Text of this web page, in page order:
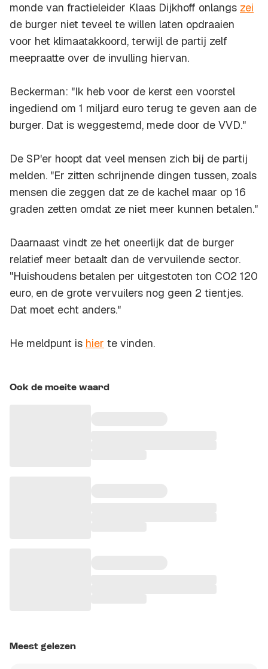
monde van fractieleider Klaas Dijkhoff onlangs zei
de burger niet teveel te willen laten opdraaien
voor het klimaatakkoord, terwijl de partij zelf
meepraatte over de invulling hiervan.
Beckerman: "Ik heb voor de kerst een voorstel
ingediend om 1 miljard euro terug te geven aan de
burger. Dat is weggestemd, mede door de VVD."
De SP'er hoopt dat veel mensen zich bij de partij
melden. "Er zitten schrijnende dingen tussen, zoals
mensen die zeggen dat ze de kachel maar op 16
graden zetten omdat ze niet meer kunnen betalen."
Daarnaast vindt ze het oneerlijk dat de burger
relatief meer betaalt dan de vervuilende sector.
"Huishoudens betalen per uitgestoten ton CO2 120
euro, en de grote vervuilers nog geen 2 tientjes.
Dat moet echt anders."
He meldpunt is hier te vinden.
Ook de moeite waard
Meest gelezen